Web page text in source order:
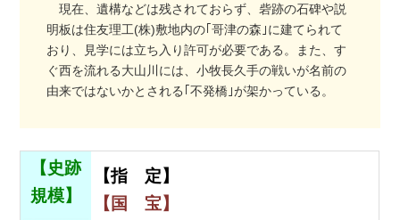
現在、遺構などは残されておらず、砦跡の石碑や説
明板は住友理工(株)敷地内の｢哥津の森｣に建てられて
おり、見学には立ち入り許可が必要である。また、す
ぐ西を流れる大山川には、小牧長久手の戦いが名前の
由来ではないかとされる｢不発橋｣が架かっている。
【史跡
規模】
【指 定】
【国 宝】